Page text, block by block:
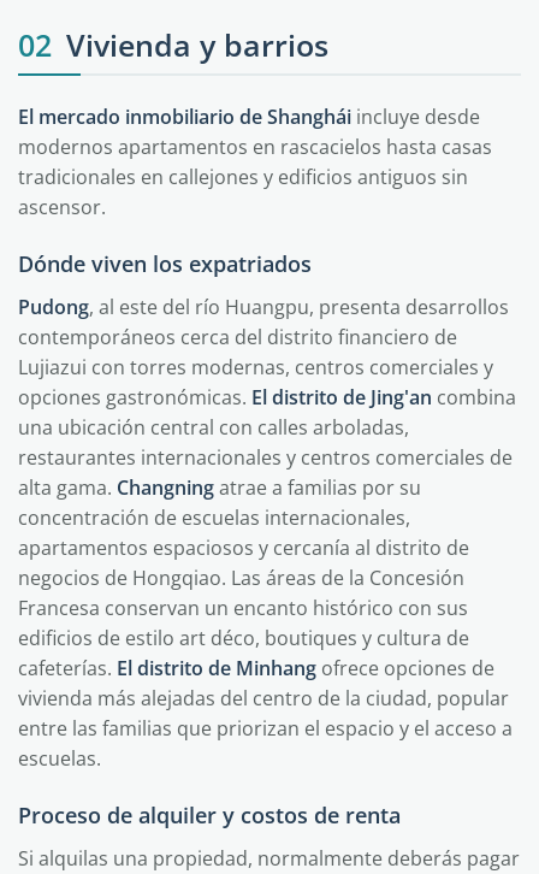
02 Vivienda y barrios
El mercado inmobiliario de Shanghái incluye desde
modernos apartamentos en rascacielos hasta casas
tradicionales en callejones y edificios antiguos sin
ascensor.
Dónde viven los expatriados
Pudong, al este del río Huangpu, presenta desarrollos
contemporáneos cerca del distrito financiero de
Lujiazui con torres modernas, centros comerciales y
opciones gastronómicas. El distrito de Jing'an combina
una ubicación central con calles arboladas,
restaurantes internacionales y centros comerciales de
alta gama. Changningatrae a familias por su
concentración de escuelas internacionales,
apartamentos espaciosos y cercanía al distrito de
negocios de Hongqiao. Las áreas de la Concesión
Francesa conservan un encanto histórico con sus
edificios de estilo art déco, boutiques y cultura de
cafeterías. El distrito de Minhang ofrece opciones de
vivienda más alejadas del centro de la ciudad, popular
entre las familias que priorizan el espacio y el acceso a
escuelas.
Proceso de alquiler y costos de renta
Si alquilas una propiedad, normalmente deberás pagar